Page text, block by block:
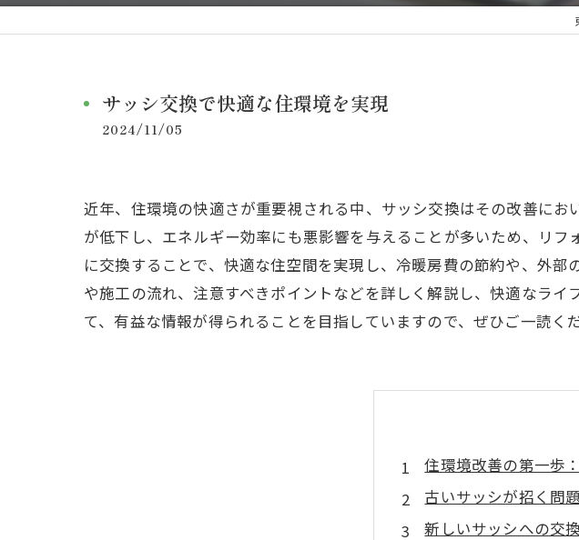
サッシ交換で快適な住環境を実現
2024/11/05
近年、住環境の快適さが重要視される中、サッシ交換はその改善に
が低下し、エネルギー効率にも悪影響を与えることが多いため、リ
に交換することで、快適な住空間を実現し、冷暖房費の節約や、外
や施工の流れ、注意すべきポイントなどを詳しく解説し、快適なラ
て、有益な情報が得られることを目指していますので、ぜひご一読くだ
住環境改善の第一歩
古いサッシが招く問
新しいサッシへの交